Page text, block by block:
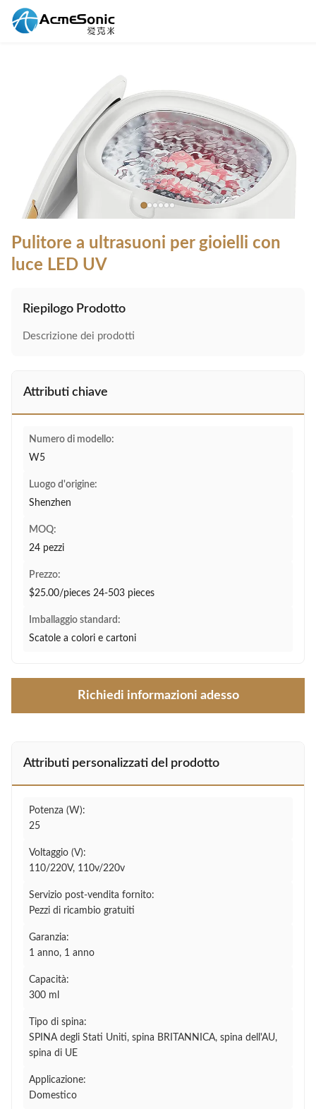
Pulitore a ultrasuoni per gioielli con
luce LED UV
Riepilogo Prodotto
Descrizione dei prodotti
Attributi chiave
Numero di modello:
W5
Luogo d'origine:
Shenzhen
MOQ:
24 pezzi
Prezzo:
$25.00/pieces 24-503 pieces
Imballaggio standard:
Scatole a colori e cartoni
Richiedi informazioni adesso
Attributi personalizzati del prodotto
Potenza (W):
25
Voltaggio (V):
110/220V, 110v/220v
Servizio post-vendita fornito:
Pezzi di ricambio gratuiti
Garanzia:
1 anno, 1 anno
Capacità:
300 ml
Tipo di spina:
SPINA degli Stati Uniti, spina BRITANNICA, spina dell'AU,
spina di UE
Applicazione:
Domestico